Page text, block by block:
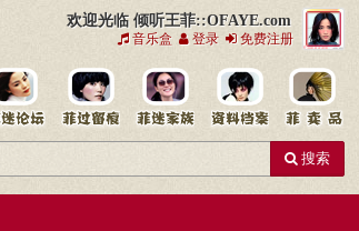
欢迎光临 倾听王菲::OFAYE.com
音乐盒 登录 免费注册
搜索